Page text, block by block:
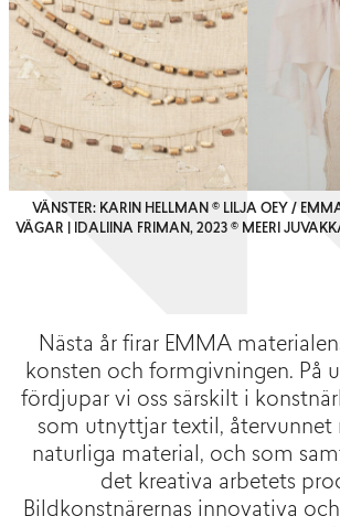
VÄNSTER: KARIN HELLMAN © LILJA OEY /
VÄGAR | IDALIINA FRIMAN, 2023 © MEERI
Nästa år firar EMMA
konsten och formgivningen. På
fördjupar vi oss särskilt i
som utnyttjar textil, återvunnet
naturliga material, och som
det kreativa arbetets
Bildkonstnärernas innovativa